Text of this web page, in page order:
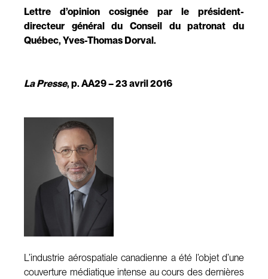
Lettre d’opinion cosignée par le président-
directeur général du Conseil du patronat du
Québec, Yves-Thomas Dorval.
La Presse, p. AA29 – 23 avril 2016
L’industrie aérospatiale canadienne a été l’objet d’une
couverture médiatique intense au cours des dernières